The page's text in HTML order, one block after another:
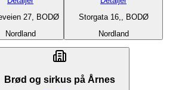
27, BODØ
Nordland
Storgata 16,, BODØ
Nordland
Brød og sirkus på Årnes